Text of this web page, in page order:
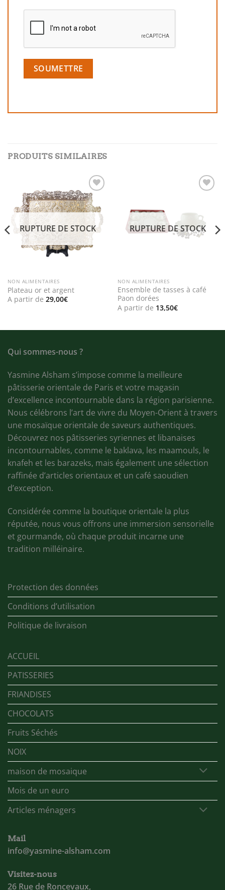
PRODUITS SIMILAIRES
Add to
wishlist
RUPTURE DE STOCK
NON ALIMENTAIRES
Plateau or et argent
A partir de 29,00€
RUPTURE DE STOCK
NON ALIMENTAIRES
Ensemble de tasses à café
Paon dorées
A partir de 13,50€
Qui sommes-nous ?
Yasmine Alsham s’impose comme la meilleure
pâtisserie orientale de Paris et votre magasin
d’excellence incontournable dans la région parisienne.
Nous célébrons l’art de vivre du Moyen-Orient à travers
une mosaïque orientale de saveurs authentiques.
Découvrez nos pâtisseries syriennes et libanaises
incontournables, comme le baklava, les maamouls, le
knafeh et les barazeks, mais également une sélection
raffinée d’articles orientaux et un café saoudien
d’exception.
Considérée comme la boutique orientale la plus
réputée, nous vous offrons une immersion sensorielle
et gourmande, où chaque produit incarne une
tradition milléinaire.
Protection des données
Conditions d’utilisation
Politique de livraison
ACCUEIL
PATISSERIES
FRIANDISES
CHOCOLATS
Fruits Séchés
NOIX
maison de mosaique
Mois de un euro
Articles ménagers
Mail
info@yasmine-alsham.com
Visitez-nous
26 Rue de Roncevaux,